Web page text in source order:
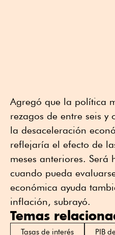
Agregó que la política
rezagos de entre seis y
la desaceleración
reflejaría el efecto de
meses anteriores.
cuando pueda
económica ayuda
inflación, subrayó.
Temas
Tasas de interés
PIB